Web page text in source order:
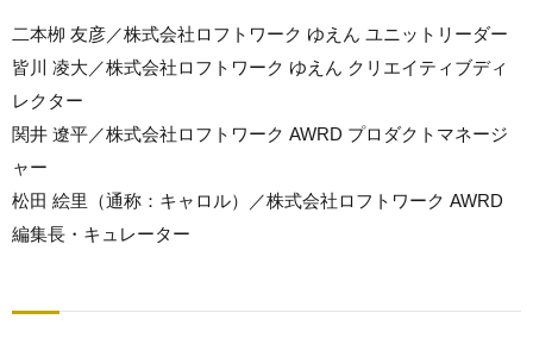
二本栁 友彦／株式会社ロフトワーク ゆえん ユニットリーダー
皆川 凌大／株式会社ロフトワーク ゆえん クリエイティブディ
レクター
関井 遼平／株式会社ロフトワーク AWRD プロダクトマネージ
ャー
松田 絵里（通称：キャロル）／株式会社ロフトワーク AWRD
編集長・キュレーター